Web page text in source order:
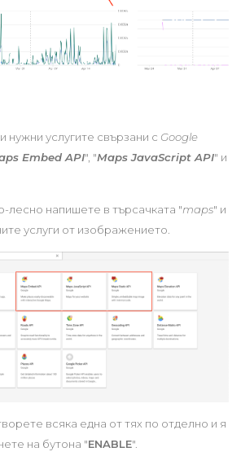
нужни услугите свързани с Google
Embed API", "Maps JavaScript API" и
лесно напишете в търсачката "maps" и
услуги от изображението.
всяка една от тях по отделно и я
на бутона "ENABLE".